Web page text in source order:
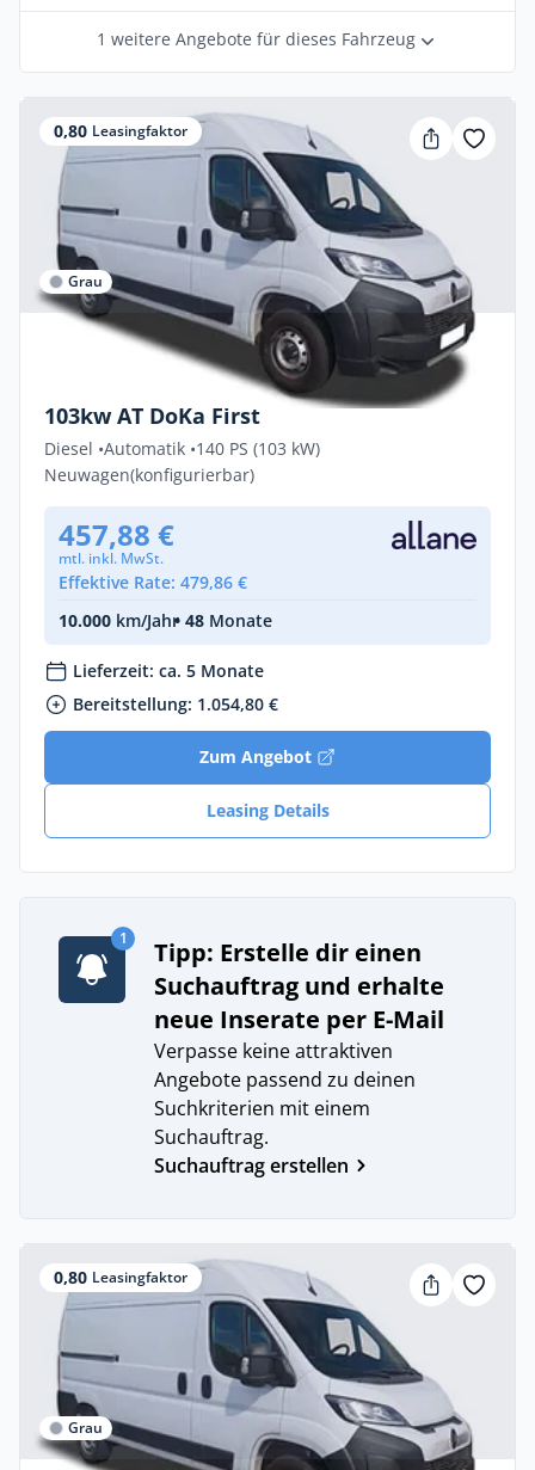
1 weitere Angebote für dieses Fahrzeug
0,80 Leasingfaktor
Grau
Privat & Gewerbe
Citroën Jumper FIRST 3,5t H L3H2 2.2 Dies
103kw AT DoKa First
Diesel •Automatik •140 PS (103 kW)
Neuwagen(konfigurierbar)
457,88 €
mtl. inkl. MwSt.
Effektive Rate: 479,86 €
10.000 km/Jahr• 48 Monate
Lieferzeit: ca. 5 Monate
Bereitstellung: 1.054,80 €
Zum Angebot
Leasing Details
1
Tipp: Erstelle dir einen
Suchauftrag und erhalte
neue Inserate per E-Mail
Verpasse keine attraktiven
Angebote passend zu deinen
Suchkriterien mit einem
Suchauftrag.
Suchauftrag erstellen
0,80 Leasingfaktor
Grau